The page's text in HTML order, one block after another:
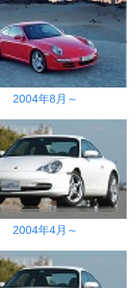
2004年8月～
2004年4月～